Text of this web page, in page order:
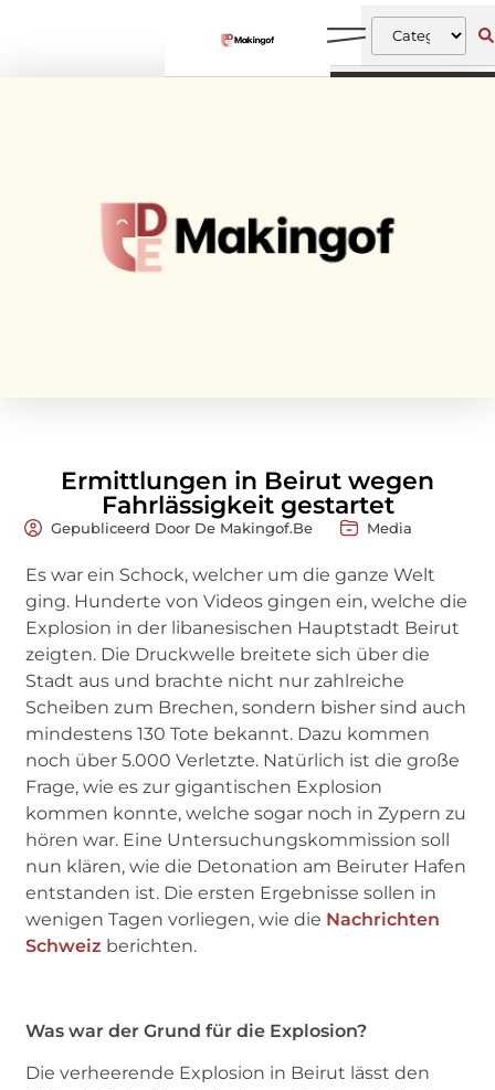
Ermittlungen in Beirut wegen
Fahrlässigkeit gestartet
Gepubliceerd Door De Makingof.be Media
Es war ein Schock, welcher um die ganze Welt
ging. Hunderte von Videos gingen ein, welche die
Explosion in der libanesischen Hauptstadt Beirut
zeigten. Die Druckwelle breitete sich über die
Stadt aus und brachte nicht nur zahlreiche
Scheiben zum Brechen, sondern bisher sind auch
mindestens 130 Tote bekannt. Dazu kommen
noch über 5.000 Verletzte. Natürlich ist die große
Frage, wie es zur gigantischen Explosion
kommen konnte, welche sogar noch in Zypern zu
hören war. Eine Untersuchungskommission soll
nun klären, wie die Detonation am Beiruter Hafen
entstanden ist. Die ersten Ergebnisse sollen in
wenigen Tagen vorliegen, wie die Nachrichten
Schweiz berichten.
Was war der Grund für die Explosion?
Die verheerende Explosion in Beirut lässt den